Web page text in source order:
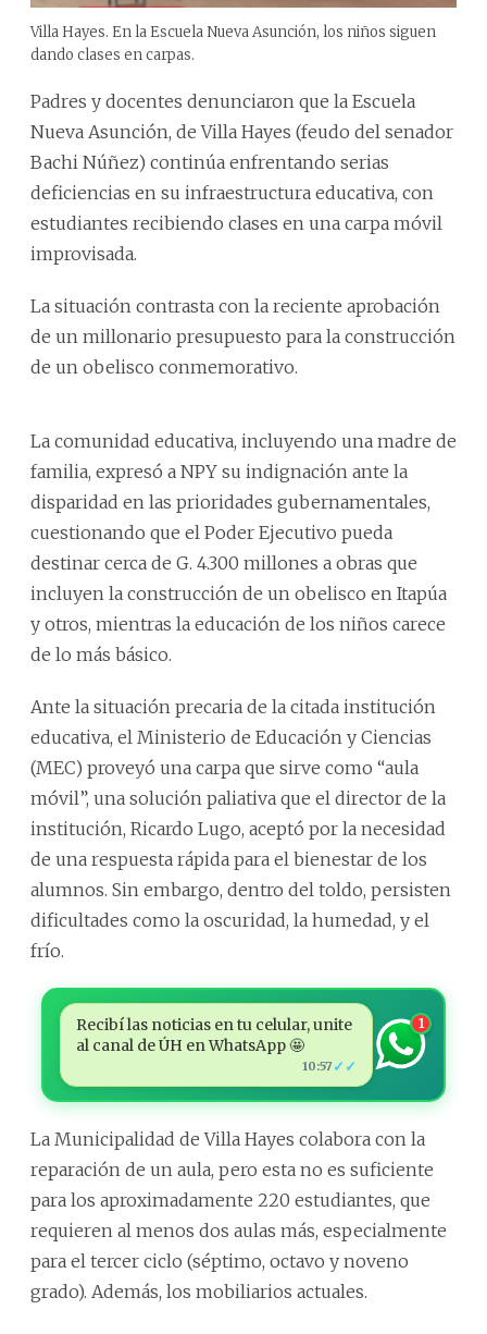
Villa Hayes. En la Escuela Nueva Asunción, los niños siguen
dando clases en carpas.
Padres y docentes denunciaron que la Escuela
Nueva Asunción, de Villa Hayes (feudo del senador
Bachi Núñez) continúa enfrentando serias
deficiencias en su infraestructura educativa, con
estudiantes recibiendo clases en una carpa móvil
improvisada.
La situación contrasta con la reciente aprobación
de un millonario presupuesto para la construcción
de un obelisco conmemorativo.
La comunidad educativa, incluyendo una madre de
familia, expresó a NPY su indignación ante la
disparidad en las prioridades gubernamentales,
cuestionando que el Poder Ejecutivo pueda
destinar cerca de G. 4.300 millones a obras que
incluyen la construcción de un obelisco en Itapúa
y otros, mientras la educación de los niños carece
de lo más básico.
Ante la situación precaria de la citada institución
educativa, el Ministerio de Educación y Ciencias
(MEC) proveyó una carpa que sirve como “aula
móvil”, una solución paliativa que el director de la
institución, Ricardo Lugo, aceptó por la necesidad
de una respuesta rápida para el bienestar de los
alumnos. Sin embargo, dentro del toldo, persisten
dificultades como la oscuridad, la humedad, y el
frío.
Recibí las noticias en tu celular, unite
al canal de ÚH en WhatsApp 🤩
10:57 ✓✓
1
La Municipalidad de Villa Hayes colabora con la
reparación de un aula, pero esta no es suficiente
para los aproximadamente 220 estudiantes, que
requieren al menos dos aulas más, especialmente
para el tercer ciclo (séptimo, octavo y noveno
grado). Además, los mobiliarios actuales.